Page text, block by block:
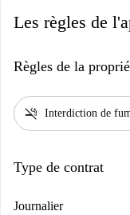
Les règles de
Règles de la
smoke_free Interdiction de
Type de contrat
Journalier